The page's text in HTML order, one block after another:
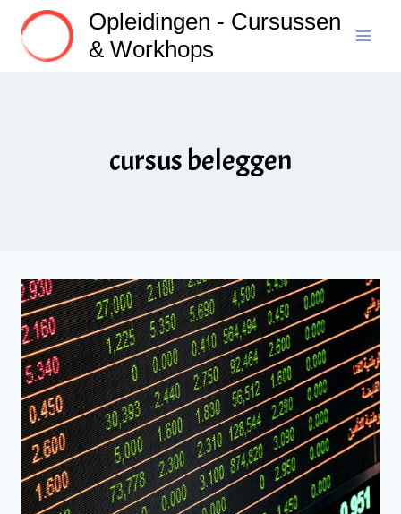
Doorgaan
naar
inhoud
Opleidingen - Cursussen
& Workhops
cursus beleggen